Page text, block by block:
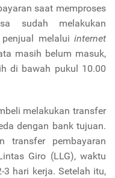
saat memproses
sudah melakukan
melalui internet
masih belum masuk,
di bawah pukul 10.00
melakukan transfer
dengan bank tujuan.
transfer pembayaran
Giro (LLG), waktu
hari kerja. Setelah itu,